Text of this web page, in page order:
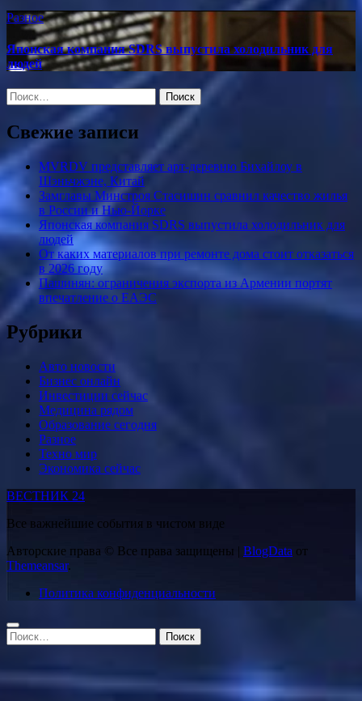
Разное
Японская компания SDRS выпустила холодильник для
людей
Найти:
Свежие записи
MVRDV представляет арт-деревню Бихайлоу в
Шэньчжэне, Китай
Замглавы Минстроя Стасишин сравнил качество жилья
в России и Нью-Йорке
Японская компания SDRS выпустила холодильник для
людей
От каких материалов при ремонте дома стоит отказаться
в 2026 году
Пашинян: ограничения экспорта из Армении портят
впечатление о ЕАЭС
Рубрики
Авто новости
Бизнес онлайн
Инвестиции сейчас
Медицина рядом
Образование сегодня
Разное
Техно мир
Экономика сейчас
ВЕСТНИК 24
Все важнейшие события в чистом виде
Авторские права © Все права защищены | BlogData от
Themeansar.
Политика конфиденциальности
Найти: